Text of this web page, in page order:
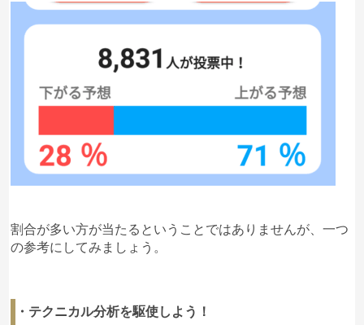
割合が多い方が当たるということではありませんが、一つ
の参考にしてみましょう。
・テクニカル分析を駆使しよう！